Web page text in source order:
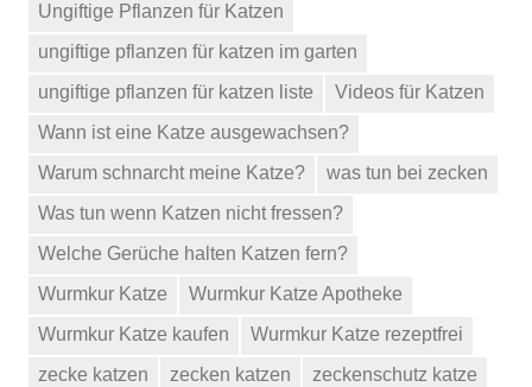
Ungiftige Pflanzen für Katzen
ungiftige pflanzen für katzen im garten
ungiftige pflanzen für katzen liste
Videos für Katzen
Wann ist eine Katze ausgewachsen?
Warum schnarcht meine Katze?
was tun bei zecken
Was tun wenn Katzen nicht fressen?
Welche Gerüche halten Katzen fern?
Wurmkur Katze
Wurmkur Katze Apotheke
Wurmkur Katze kaufen
Wurmkur Katze rezeptfrei
zecke katzen
zecken katzen
zeckenschutz katze